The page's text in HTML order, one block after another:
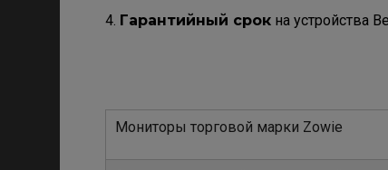
4. Гарантийный срок на устройства
Мониторы торговой марки Zowie